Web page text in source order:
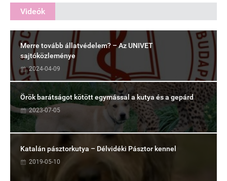
Videók
Merre tovább állatvédelem? – Az UNIVET
sajtóközleménye
2024-04-09
Örök barátságot kötött egymással a kutya és a gepárd
2023-07-05
Katalán pásztorkutya – Délvidéki Pásztor kennel
2019-05-10